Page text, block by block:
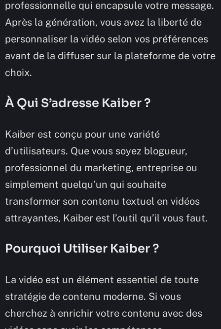
professionnelle qui encapsule votre message.
Après la génération, vous avez la liberté de
personnaliser la vidéo selon vos préférences
avant de la diffuser sur la plateforme de votre
choix.
À Qui S’adresse Kaiber ?
Kaiber est conçu pour une variété
d’utilisateurs. Que vous soyez blogueur,
professionnel du marketing, entreprise ou
simplement quelqu’un qui souhaite
transformer son contenu textuel en vidéos
attrayantes, Kaiber est l’outil qu’il vous faut.
Pourquoi Utiliser Kaiber ?
La vidéo est un élément essentiel de toute
stratégie de contenu moderne. Si vous
cherchez à enrichir votre contenu avec des